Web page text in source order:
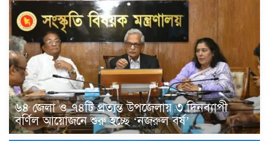
৬৪ জেলা ও ৭৪টি প্রত্যন্ত উপজেলায় ৩ দিনব্যাপী
বর্ণিল আয়োজনে শুরু হচ্ছে ‘নজরুল বর্ষ’